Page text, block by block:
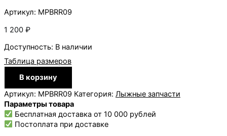
Артикул: MPBRR09
1 200 ₽
Доступность: В наличии
Таблица размеров
товара
Наконечник
лыжероллерный
MOAX
HM
В корзину
Артикул: MPBRR09 Категория: Лыжные запчасти
Параметры товара
Бесплатная доставка от 10 000 рублей
Постоплата при доставке